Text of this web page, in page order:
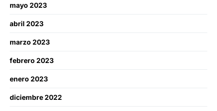
mayo 2023
abril 2023
marzo 2023
febrero 2023
enero 2023
diciembre 2022